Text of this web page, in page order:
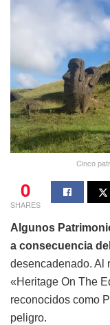
Cinco
0
SHARES
Algunos
a consecuencia
desencadenado. Al
«Heritage On The
reconocidos como
peligro.